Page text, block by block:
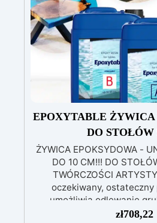
mieszania 100:55, czas
pełna kataliza w ciągu
Kreatywna
(1-5 mm), zalew
EPOXYTABLE ŻYWICA
DO STOŁÓW
ŻYWICA EPOKSYDOWA -
DO 10 CM!!! DO
TWÓRCZOŚCI
oczekiwany,
umożliwia odlewanie
nieżółknący i odporny
zł708,22